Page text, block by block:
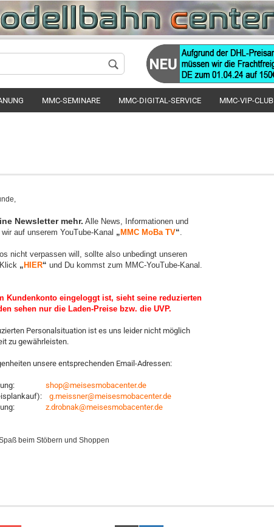
Sprache auswählen
Lieferland
MMC-SEMINARE MMC-DIGITAL-SERVICE MMC-VIP-CLUB
Newsletter mehr. Alle News, Informationen und
auf unserem YouTube-Kanal „ MMC MoBa TV“.
nicht verpassen will, sollte also unbedingt unseren
„ HIER“ und Du kommst zum MMC-YouTube-Kanal.
Kundenkonto eingeloggt ist, sieht seine reduzierten
sehen nur die Laden-Preise bzw. die UVP.
Personalsituation ist es uns leider nicht möglich
zu gewährleisten.
unsere entsprechenden Email-Adressen:
shop@meisesmobacenter.de
g.meissner@meisesmobacenter.de
z.drobnak@meisesmobacenter.de
beim Stöbern und Shoppen